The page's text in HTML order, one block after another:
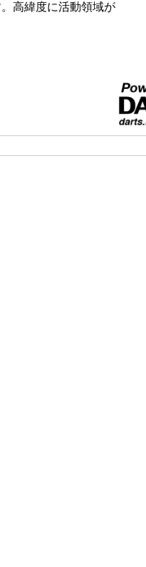
高緯度に活動領域が